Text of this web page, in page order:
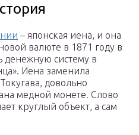
– японская иена, и она
валюте в 1871 году в
денежную систему в
Иена заменила
довольно
медной монете. Слово
круглый объект, а сам